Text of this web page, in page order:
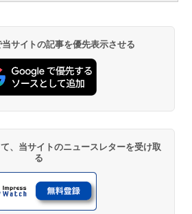
サイトの記事を優先表示させる
、当サイトのニュースレターを受け取
る